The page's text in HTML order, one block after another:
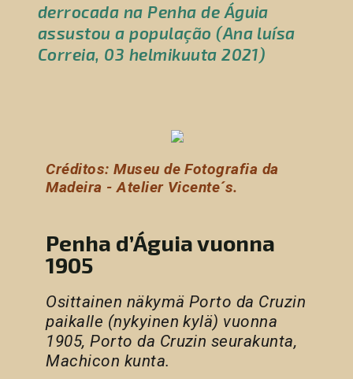
derrocada na Penha de Águia
assustou a população (Ana luísa
Correia, 03 helmikuuta 2021)
Créditos: Museu de Fotografia da
Madeira - Atelier Vicente´s.
Penha d’Águia vuonna
1905
Osittainen näkymä Porto da Cruzin
paikalle (nykyinen kylä) vuonna
1905, Porto da Cruzin seurakunta,
Machicon kunta.